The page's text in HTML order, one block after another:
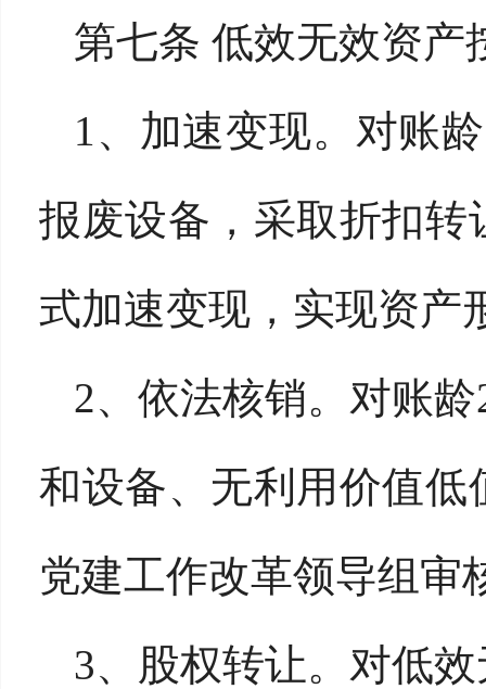
第七条 低效无效资产
1、加速变现。对账
报废设备，采取折扣
式加速变现，实现资产
2、依法核销。对账
和设备、无利用价值
党建工作改革领导组审
3、股权转让。对低